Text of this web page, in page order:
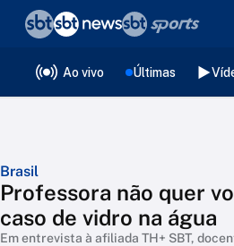
Ao vivo Últimas
Brasil
Professora não quer
caso de vidro na água
Em entrevista à afiliada TH+ SBT,
❮voltar
Editorias